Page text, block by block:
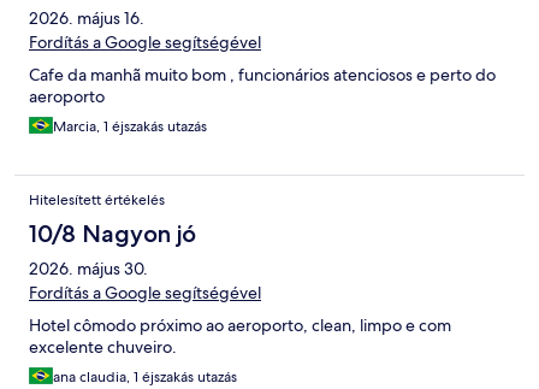
2026. május 16.
Fordítás a Google segítségével
Cafe da manhã muito bom , funcionários atenciosos e perto do
aeroporto
Marcia, 1 éjszakás utazás
Hitelesített értékelés
10/8 Nagyon jó
2026. május 30.
Fordítás a Google segítségével
Hotel cômodo próximo ao aeroporto, clean, limpo e com
excelente chuveiro.
ana claudia, 1 éjszakás utazás